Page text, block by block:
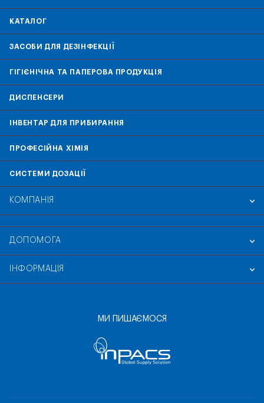
КАТАЛОГ
ЗАСОБИ ДЛЯ ДЕЗІНФЕКЦІЇ
ГІГІЄНІЧНА ТА ПАПЕРОВА ПРОДУКЦІЯ
ДИСПЕНСЕРИ
ІНВЕНТАР ДЛЯ ПРИБИРАННЯ
ПРОФЕСІЙНА ХІМІЯ
СИСТЕМИ ДОЗАЦІЇ
КОМПАНІЯ
ДОПОМОГА
ІНФОРМАЦІЯ
МИ ПИШАЄМОСЯ